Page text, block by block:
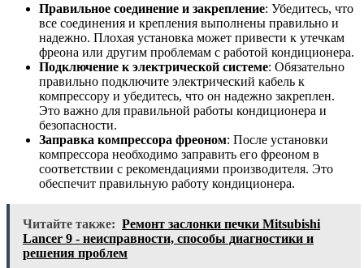
Правильное соединение и закрепление: Убедитесь, что
все соединения и крепления выполнены правильно и
надежно. Плохая установка может привести к утечкам
фреона или другим проблемам с работой кондиционера.
Подключение к электрической системе: Обязательно
правильно подключите электрический кабель к
компрессору и убедитесь, что он надежно закреплен.
Это важно для правильной работы кондиционера и
безопасности.
Заправка компрессора фреоном: После установки
компрессора необходимо заправить его фреоном в
соответствии с рекомендациями производителя. Это
обеспечит правильную работу кондиционера.
Читайте также: Ремонт заслонки печки Mitsubishi
Lancer 9 - неисправности, способы диагностики и
решения проблем